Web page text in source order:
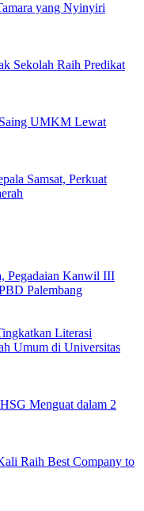
yang Nyinyiri
Sekolah Raih Predikat
UMKM Lewat
Samsat, Perkuat
Pegadaian Kanwil III
Palembang
Literasi
Umum di Universitas
Menguat dalam 2
Raih Best Company to